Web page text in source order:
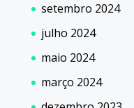
setembro 2024
julho 2024
maio 2024
março 2024